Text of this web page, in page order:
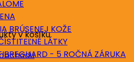
v košíku.
BRÚSENEJ KOŽE
LÁTKY
- 5 ROČNÁ ZÁRUKA